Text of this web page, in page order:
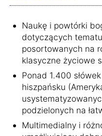
Naukę i powtórki
dotyczących
posortowanych na
klasyczne życiowe
Ponad 1.400
hiszpańsku
podzielonych na
Multimedialny i